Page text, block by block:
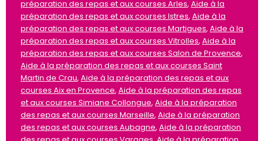
préparation des repas et aux courses Arles, Aide à la
préparation des repas et aux courses Istres, Aide à la
préparation des repas et aux courses Martigues, Aide à la
préparation des repas et aux courses Vitrolles, Aide à la
préparation des repas et aux courses Salon de Provence,
Aide à la préparation des repas et aux courses Saint
Martin de Crau, Aide à la préparation des repas et aux
courses Aix en Provence, Aide à la préparation des repas
et aux courses Simiane Collongue, Aide à la préparation
des repas et aux courses Marseille, Aide à la préparation
des repas et aux courses Aubagne, Aide à la préparation